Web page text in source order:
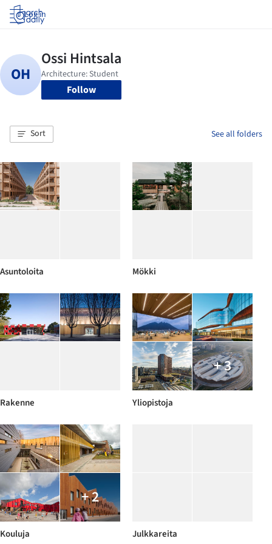
Log in
Follow
Sort See all folders
Asuntoloita Mökki
Rakenne
+ 3
Yliopistoja
+ 2
Kouluja Julkkareita